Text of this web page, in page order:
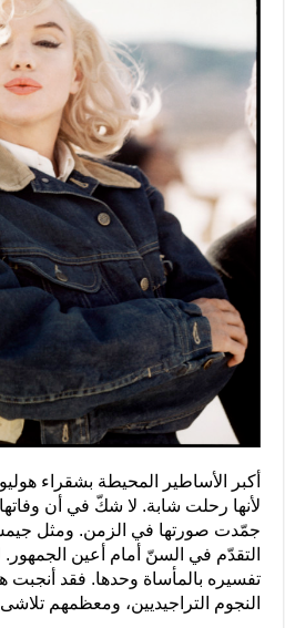
أكبر الأساطير المحيطة بشقراء
لأنها رحلت شابة. لا شكّ في أن
جمّدت صورتها في الزمن. ومثل
التقدّم في السنّ أمام أعين الجمهور.
تفسيره بالمأساة وحدها. فقد أنجبت
النجوم التراجيديين، ومعظمهم